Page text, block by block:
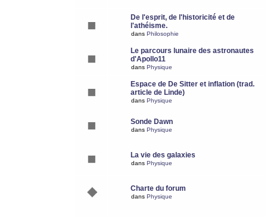
De l'esprit, de l'historicité et de
l'athéisme.
dans Philosophie
Le parcours lunaire des astronautes
d'Apollo11
dans Physique
Espace de De Sitter et inflation (trad.
article de Linde)
dans Physique
Sonde Dawn
dans Physique
La vie des galaxies
dans Physique
Charte du forum
dans Physique